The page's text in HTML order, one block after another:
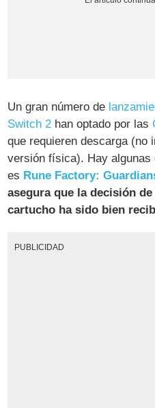
Un gran número de
Switch 2 han optado por las
que requieren descarga (no
versión física). Hay
es Rune Factory:
asegura que la decisión
cartucho ha sido bien
PUBLICIDAD